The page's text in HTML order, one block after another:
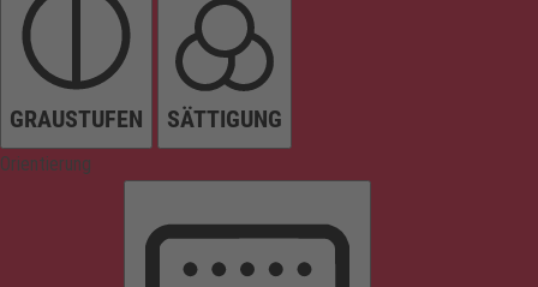
GRAUSTUFEN SÄTTIGUNG
Orientierung